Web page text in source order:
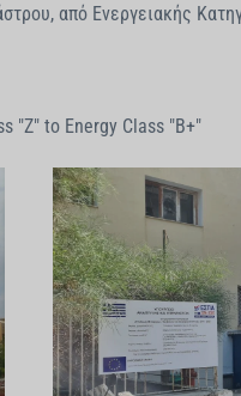
από Ενεργειακής
"Z" to Energy Class "B+"